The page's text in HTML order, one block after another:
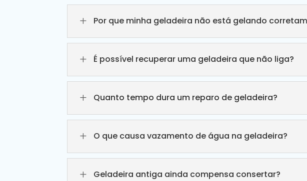
L Por que minha geladeira não está gelando
L É possível recuperar uma geladeira que não liga?
L Quanto tempo dura um reparo de geladeira?
L O que causa vazamento de água na geladeira?
L Geladeira antiga ainda compensa consertar?